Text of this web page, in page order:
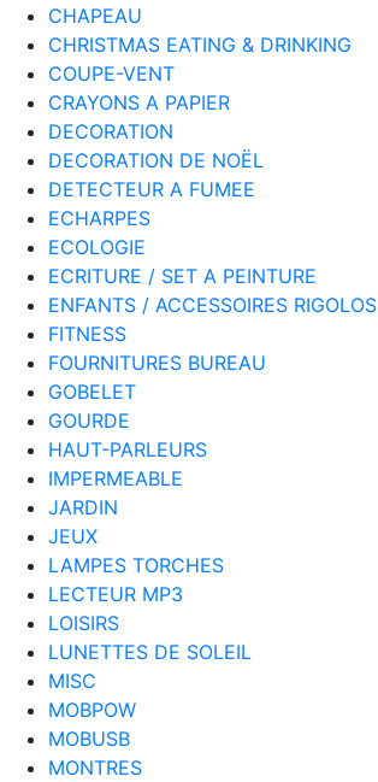
CHAPEAU
CHRISTMAS EATING & DRINKING
COUPE-VENT
CRAYONS A PAPIER
DECORATION
DECORATION DE NOËL
DETECTEUR A FUMEE
ECHARPES
ECOLOGIE
ECRITURE / SET A PEINTURE
ENFANTS / ACCESSOIRES RIGOLOS
FITNESS
FOURNITURES BUREAU
GOBELET
GOURDE
HAUT-PARLEURS
IMPERMEABLE
JARDIN
JEUX
LAMPES TORCHES
LECTEUR MP3
LOISIRS
LUNETTES DE SOLEIL
MISC
MOBPOW
MOBUSB
MONTRES